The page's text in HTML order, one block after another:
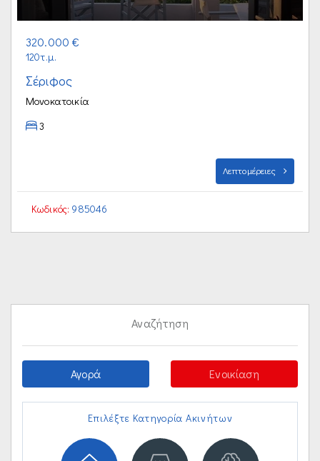
320.000 €
120τ.μ.
Σέριφος
Μονοκατοικία
3
Λεπτομέρειες
Κωδικός: 985046
Αναζήτηση
Αγορά Ενοικίαση
Επιλέξτε Κατηγορία Ακινήτων